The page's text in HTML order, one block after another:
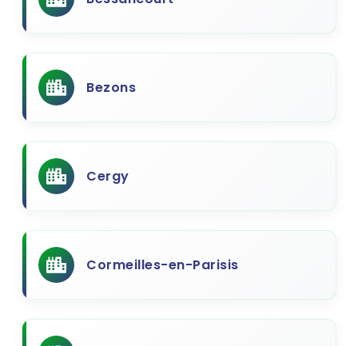
Bezons
Cergy
Cormeilles-en-Parisis